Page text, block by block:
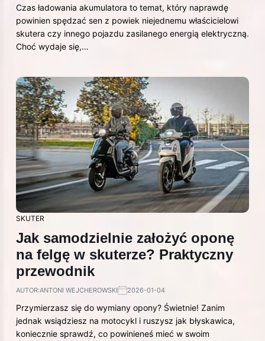
Czas ładowania akumulatora to temat, który naprawdę
powinien spędzać sen z powiek niejednemu właścicielowi
skutera czy innego pojazdu zasilanego energią elektryczną.
Choć wydaje się,…
SKUTER
Jak samodzielnie założyć oponę
na felgę w skuterze? Praktyczny
przewodnik
AUTOR:ANTONI WEJCHEROWSKI 2026-01-04
Przymierzasz się do wymiany opony? Świetnie! Zanim
jednak wsiądziesz na motocykl i ruszysz jak błyskawica,
koniecznie sprawdź, co powinieneś mieć w swoim